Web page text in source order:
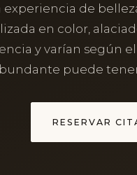
experiencia de
en color,
y varían según
puede
RESERVAR